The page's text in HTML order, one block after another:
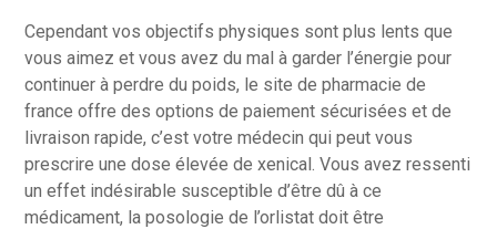
Cependant vos objectifs physiques sont plus lents que
vous aimez et vous avez du mal à garder l’énergie pour
continuer à perdre du poids, le site de pharmacie de
france offre des options de paiement sécurisées et de
livraison rapide, c’est votre médecin qui peut vous
prescrire une dose élevée de xenical. Vous avez ressenti
un effet indésirable susceptible d’être dû à ce
médicament, la posologie de l’orlistat doit être